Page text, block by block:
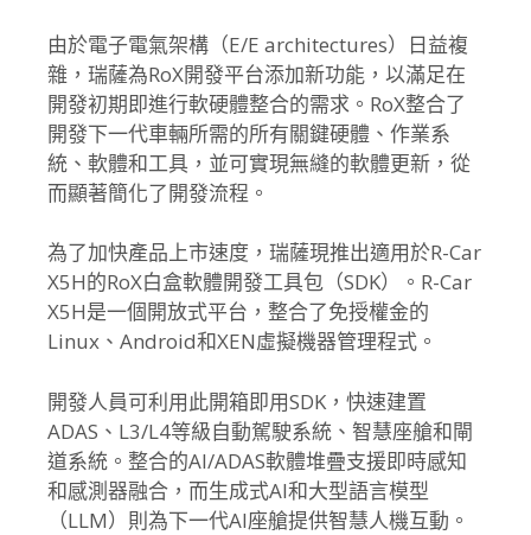
由於電子電氣架構（E/E architectures）日益複
雜， 瑞薩為RoX開發平台添加新功能， 以滿足在
開發初期即進行軟硬體整合的需求。 RoX整合了
開發下一代車輛所需的所有關鍵硬體、作業系
統、 軟體和工具，並可實現無縫的軟體更新，從
而顯著簡化了開發流程。
為了加快產品上市速度，瑞薩現推出適用於R-Car
X5H的RoX白盒軟體開發工具包（SDK）。R-Car
X5H是一個開放式平台，整合了免授權金的
Linux、 Android和XEN虛擬機器管理程式。
開發人員可利用此開箱即用SDK，快速建置
ADAS、L3/L4等級自動駕駛系統、智慧座艙和閘
道系統。整合的AI/ADAS軟體堆疊支援即時感知
和感測器融合， 而生成式AI和大型語言模型
（LLM） 則為下一代AI座艙提供智慧人機互動。